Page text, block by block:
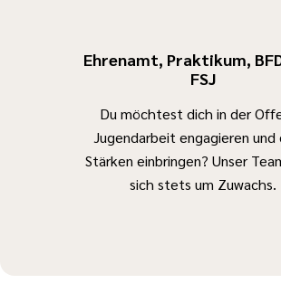
Ehrenamt, Praktikum,
FSJ
Du möchtest dich in der
Jugendarbeit engagieren und
Stärken einbringen? Unser
sich stets um Zuwachs.